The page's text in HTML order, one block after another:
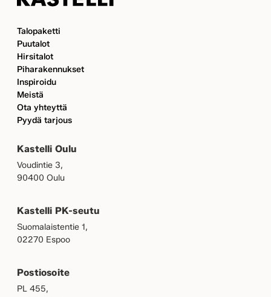
Talopaketti
Puutalot
Hirsitalot
Piharakennukset
Inspiroidu
Meistä
Ota yhteyttä
Pyydä tarjous
Kastelli Oulu
Voudintie 3,
90400 Oulu
Kastelli PK-seutu
Suomalaistentie 1,
02270 Espoo
Postiosoite
PL 455,